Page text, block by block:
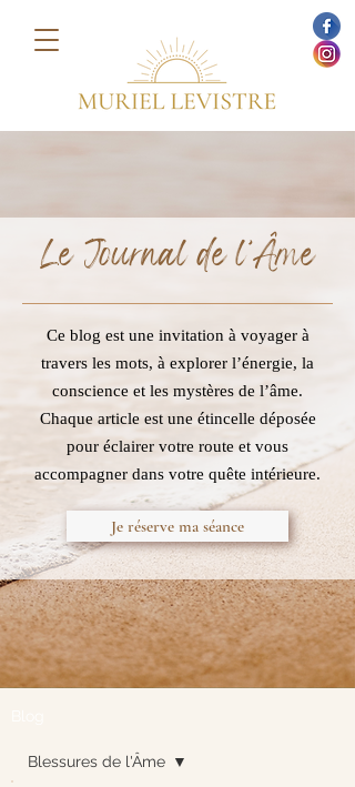
Le Journal de l’Âme
Ce blog est une invitation à voyager à
travers les mots, à explorer l’énergie, la
conscience et les mystères de l’âme.
Chaque article est une étincelle déposée
pour éclairer votre route et vous
accompagner dans votre quête intérieure.
Je réserve ma séance
Blessures de l'Âme